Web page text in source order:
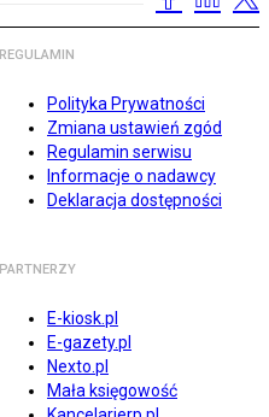
REGULAMIN
Polityka Prywatności
Zmiana ustawień zgód
Regulamin serwisu
Informacje o nadawcy
Deklaracja dostępności
PARTNERZY
E-kiosk.pl
E-gazety.pl
Nexto.pl
Mała księgowość